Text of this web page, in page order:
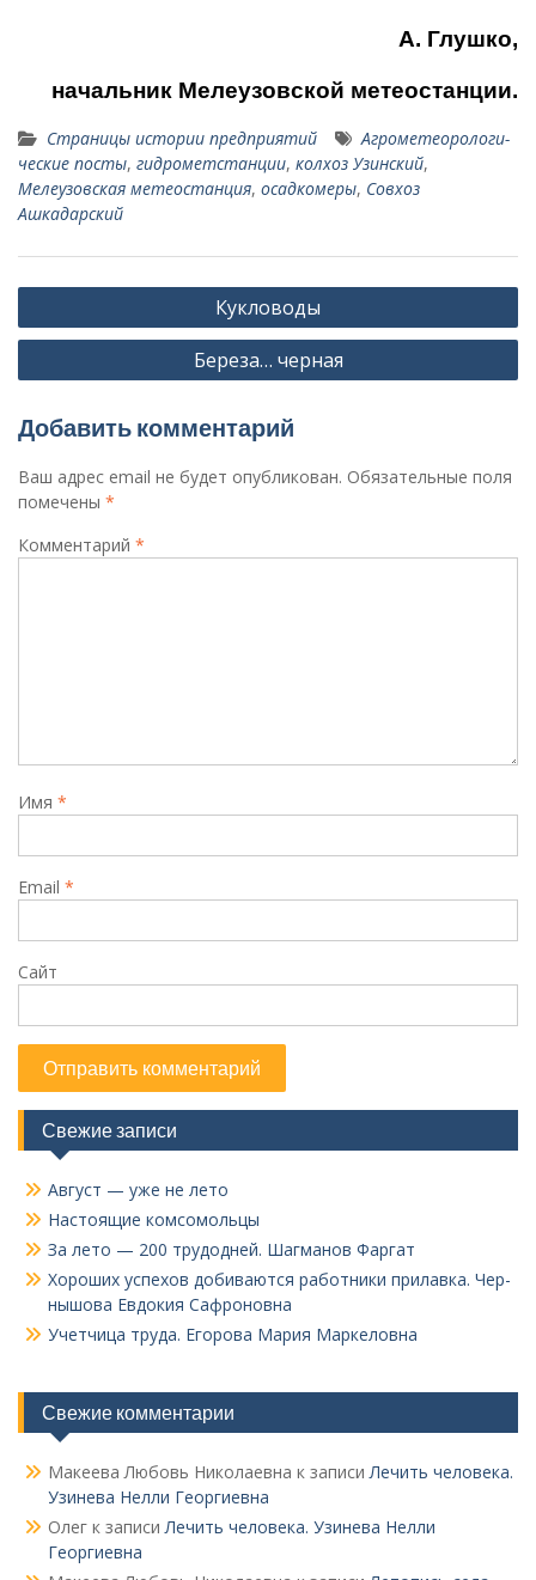
А. Глушко,
начальник Мелеузовской метеостанции.
Страницы истории предприятий
Агрометеорологи­
ческие посты, гидрометстанции, колхоз Узинский,
Мелеузовская метеостанция, осадкомеры, Совхоз
Ашкадарский
Навигация
по
Кукловоды
Береза… черная
Добавить комментарий
Ваш адрес email не будет опубликован. Обязательные поля
помечены *
Комментарий *
Имя *
Email *
Сайт
Свежие записи
Август — уже не лето
Настоящие комсомольцы
За лето — 200 трудодней. Шагманов Фаргат
Хороших успехов добиваются работники прилавка. Чер­
нышова Евдокия Сафроновна
Учетчица труда. Его­рова Мария Маркеловна
Свежие комментарии
Макеева Любовь Николаевна к записиЛечить человека.
Узинева Нелли Георгиевна
Олег к записиЛечить человека. Узинева Нелли
Георгиевна